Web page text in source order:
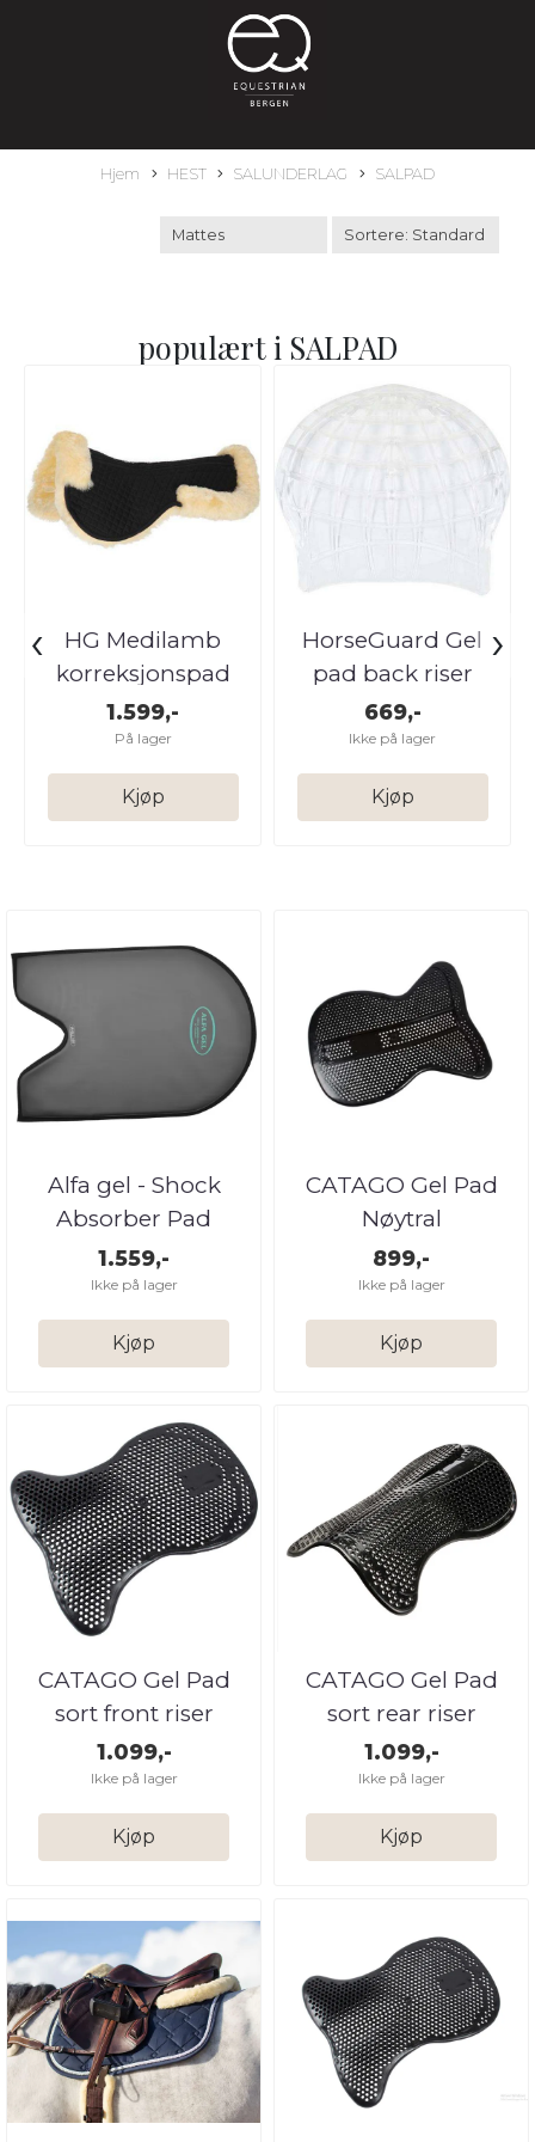
Hjem HEST SALUNDERLAG SALPAD
populært i SALPAD
HG Medilamb
korreksjonspad
1.599,-
På lager
Kjøp
HorseGuard Gel
pad back riser
669,-
Ikke på lager
Kjøp
‹ ›
Alfa gel - Shock
Absorber Pad
1.559,-
Ikke på lager
Kjøp
CATAGO Gel Pad
Nøytral
899,-
Ikke på lager
Kjøp
CATAGO Gel Pad
sort front riser
1.099,-
Ikke på lager
Kjøp
CATAGO Gel Pad
sort rear riser
1.099,-
Ikke på lager
Kjøp